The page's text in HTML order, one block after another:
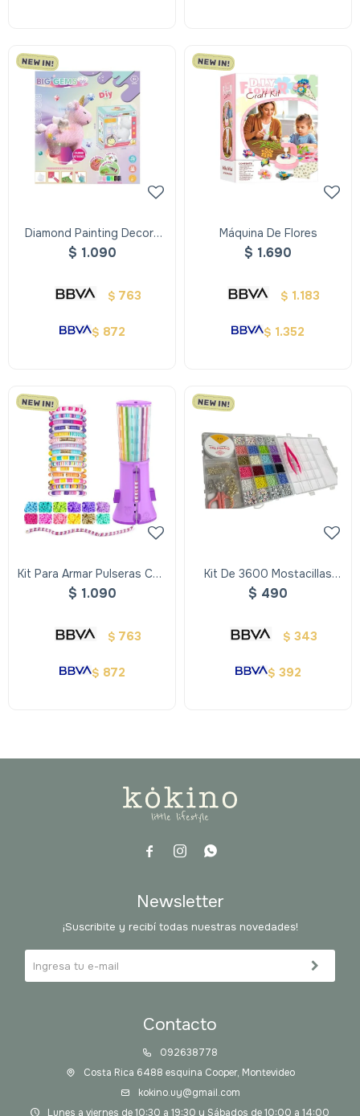
Diamond Painting Decora
Tu Unicornio Con Alas
$ 1.090
$ 763
$ 872
Máquina De Flores
$ 1.690
$ 1.183
$ 1.352
Kit Para Armar Pulseras Con
Cuentas Diy
$ 1.090
$ 763
$ 872
Kit De 3600 Mostacillas
Para Pulseras Completo
$ 490
$ 343
$ 392
  
Contacto
092638778
Costa Rica 6488 esquina Cooper, Montevideo
kokino.uy@gmail.com
Lunes a viernes de 10:30 a 19:30 y Sábados de 10:00 a 14:00
Newsletter
¡Suscribite y recibí todas nuestras novedades!